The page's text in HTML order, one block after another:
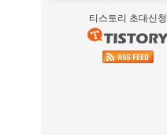
티스토리 초대신청